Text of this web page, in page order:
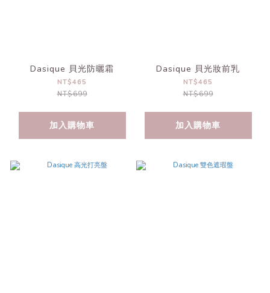
Dasique 貝光防曬霜
NT$465
NT$699
加入購物車
Dasique 貝光妝前乳
NT$465
NT$699
加入購物車